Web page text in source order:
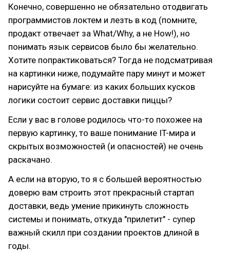
Конечно, совершенно не обязательно отодвигать
программистов локтем и лезть в код (помните,
продакт отвечает за What/Why, а не How!), но
понимать язык сервисов было бы желательно.
Хотите попрактиковаться? Тогда не подсматривая
на картинки ниже, подумайте пару минут и может
нарисуйте на бумаге: из каких больших кусков
логики состоит сервис доставки пиццы?
Если у вас в голове родилось что-то похожее на
первую картинку, то ваше понимание IT-мира и
скрытых возможностей (и опасностей) не очень
раскачано.
А если на вторую, то я с большей вероятностью
доверю вам строить этот прекрасный стартап
доставки, ведь умение прикинуть сложность
системы и понимать, откуда "прилетит" - супер
важный скилл при создании проектов длиной в
годы.